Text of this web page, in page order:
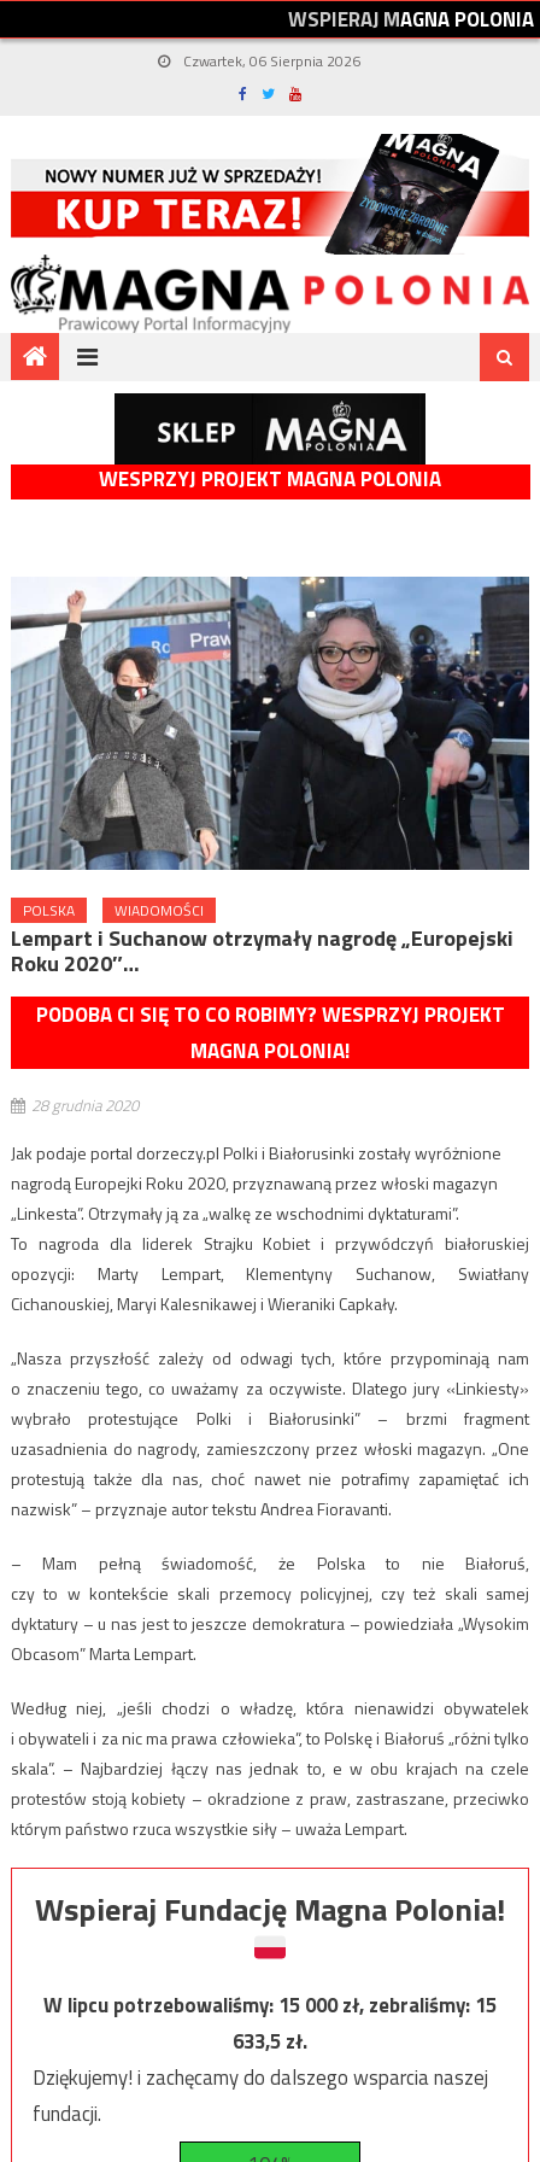
WSPIERAJMAGNAPOLONIA
Czwartek, 06 Sierpnia 2026
WESPRZYJ PROJEKT MAGNA POLONIA
POLSKA WIADOMOŚCI
Lempart i Suchanow otrzymały nagrodę „Europejski
Roku 2020″…
PODOBA CI SIĘ TO CO ROBIMY? WESPRZYJ PROJEKT
MAGNA POLONIA!
28 grudnia 2020
Jak podaje portal dorzeczy.pl Polki i Białorusinki zostały wyróżnione
nagrodą Europejki Roku 2020, przyznawaną przez włoski magazyn
„Linkesta”. Otrzymały ją za „walkę ze wschodnimi dyktaturami”.
To nagroda dla liderek Strajku Kobiet i przywódczyń białoruskiej
opozycji: Marty Lempart, Klementyny Suchanow, Swiatłany
Cichanouskiej, Maryi Kalesnikawej i Wieraniki Capkały.
„Nasza przyszłość zależy od odwagi tych, które przypominają nam
o znaczeniu tego, co uważamy za oczywiste. Dlatego jury «Linkiesty»
wybrało protestujące Polki i Białorusinki” – brzmi fragment
uzasadnienia do nagrody, zamieszczony przez włoski magazyn. „One
protestują także dla nas, choć nawet nie potrafimy zapamiętać ich
nazwisk” – przyznaje autor tekstu Andrea Fioravanti.
– Mam pełną świadomość, że Polska to nie Białoruś,
czy to w kontekście skali przemocy policyjnej, czy też skali samej
dyktatury – u nas jest to jeszcze demokratura – powiedziała „Wysokim
Obcasom” Marta Lempart.
Według niej, „jeśli chodzi o władzę, która nienawidzi obywatelek
i obywateli i za nic ma prawa człowieka”, to Polskę i Białoruś „różni tylko
skala”. – Najbardziej łączy nas jednak to, e w obu krajach na czele
protestów stoją kobiety – okradzione z praw, zastraszane, przeciwko
którym państwo rzuca wszystkie siły – uważa Lempart.
Wspieraj Fundację Magna Polonia!
W lipcu potrzebowaliśmy:15 000zł, zebraliśmy:15
633,5zł.
Dziękujemy! i zachęcamy do dalszego wsparcia naszej
fundacji.